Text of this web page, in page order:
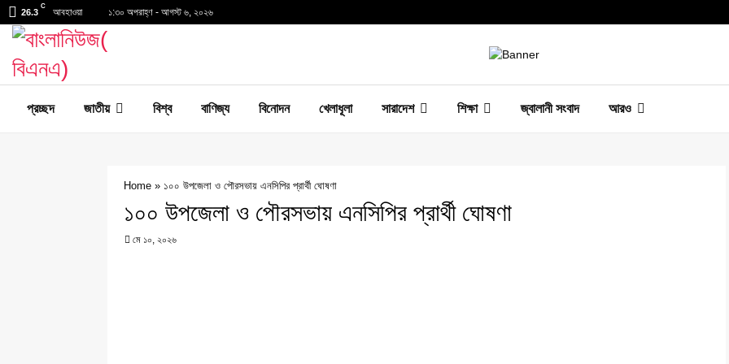
26.3
C
আবহাওয়া ১:৩০ অপরাহ্ণ - আগস্ট ৬, ২০২৬
প্রচ্ছদ জাতীয় বিশ্ব বাণিজ্য বিনোদন খেলাধূলা সারাদেশ শিক্ষা জ্বালানী সংবাদ আরও
Home » ১০০ উপজেলা ও পৌরসভায় এনসিপির প্রার্থী ঘোষণা
১০০ উপজেলা ও পৌরসভায় এনসিপির প্রার্থী ঘোষণা
মে ১০, ২০২৬